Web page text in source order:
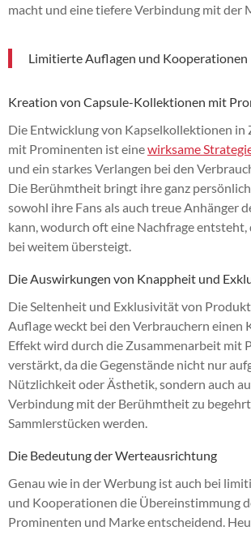
macht und eine tiefere Verbindung mit der
Limitierte Auflagen und Kooperationen
Kreation von Capsule-Kollektionen mit
Die Entwicklung von Kapselkollektionen in
mit Prominenten ist einewirksame
und ein starkes Verlangen bei den
Die Berühmtheit bringt ihre ganz
sowohl ihre Fans als auch treue Anhänger
kann, wodurch oft eine Nachfrage entsteht,
bei weitem übersteigt.
Die Auswirkungen von Knappheit und
Die Seltenheit und Exklusivität von
Auflage weckt bei den Verbrauchern einen
Effekt wird durch die Zusammenarbeit mit
verstärkt, da die Gegenstände nicht nur
Nützlichkeit oder Ästhetik, sondern auch
Verbindung mit der Berühmtheit zu
Sammlerstücken werden.
Die Bedeutung der Werteausrichtung
Genau wie in der Werbung ist auch bei
und Kooperationen die Übereinstimmung
Prominenten und Marke entscheidend.